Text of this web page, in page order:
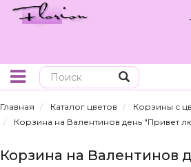
Главная Каталог цветов
Корзины с
Корзина на Валентинов день "Привет
Корзина на Валентинов